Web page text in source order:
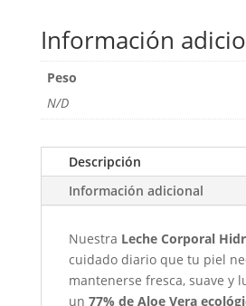
Información
Peso
N/D
Descripción
Información adicional
Nuestra Leche Corporal
cuidado diario que tu piel
mantenerse fresca, suave y
un 77% de Aloe Vera